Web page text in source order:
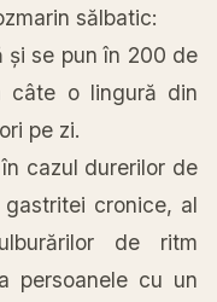
sălbatic:
și se pun în 200 de
câte o lingură din
pe zi.
cazul durerilor de
gastritei cronice, al
de ritm
persoanele cu un